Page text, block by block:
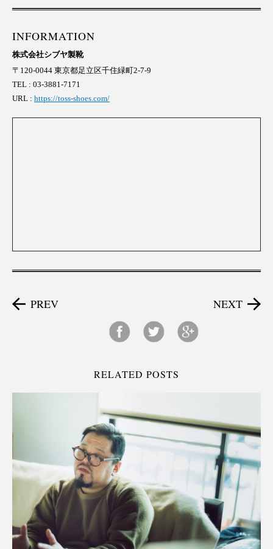
INFORMATION
株式会社シブヤ製靴
〒120-0044 東京都足立区千住緑町2-7-9
TEL : 03-3881-7171
URL : https://toss-shoes.com/
PREV NEXT
RELATED POSTS